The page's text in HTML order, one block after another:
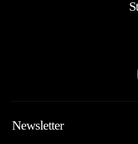
Newsletter